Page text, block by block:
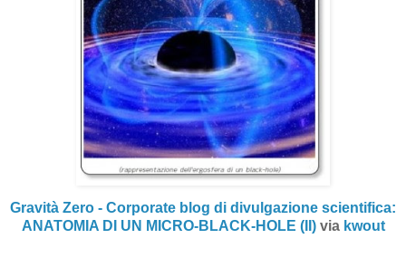
Gravità Zero - Corporate blog di divulgazione scientifica:
ANATOMIA DI UN MICRO-BLACK-HOLE (II)via kwout